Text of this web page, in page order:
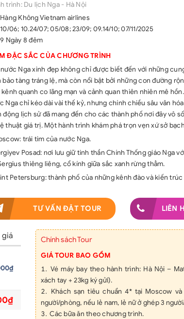
trình:Du lịch Nga - Hà Nội
Hàng Không Vietnam airlines
10/06; 10.24/07; 05/08; 23/09; 09.14/10; 07/11/2025
9 Ngày 8 đêm
ĐẶC SẮC CỦA CHƯƠNG TRÌNH
Nga xinh đẹp không chỉ được biết đến với những
bảo tàng tráng lệ, mà còn nổi bật bởi những con đường
quanh co lãng mạn và cảnh quan thiên nhiên mê
Nga chỉ kéo dài vài thế kỷ, nhưng chính chiều sâu văn
động lịch sử đã mang đến cho các thành phố nơi đây vô
thuật giá trị. Một hành trình khám phá trọn vẹn xứ sở
trái tim của nước Nga.
Posad: nơi lưu giữ tinh thần Chính Thống giáo Nga
thiêng liêng, cổ kính giữa sắc xanh rừng thẳm.
Petersburg: thành phố của những kênh đào và kiến trúc
TƯ VẤN ĐẶT TOUR LIÊN
giá Chính sách Tour
GIÁ TOUR BAO GỒM
Vé máy bay theo hành trình: Hà Nội –
xách tay + 23kg ký gửi).
Khách sạn tiêu chuẩn 4* tại Moscow
người/phòng, nếu lẻ nam, lẻ nữ ở ghép 3
Các bữa ăn theo chương trình.